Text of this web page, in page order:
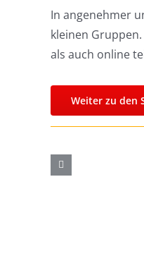
In angenehmer
kleinen
als auch online
Weiter zu den